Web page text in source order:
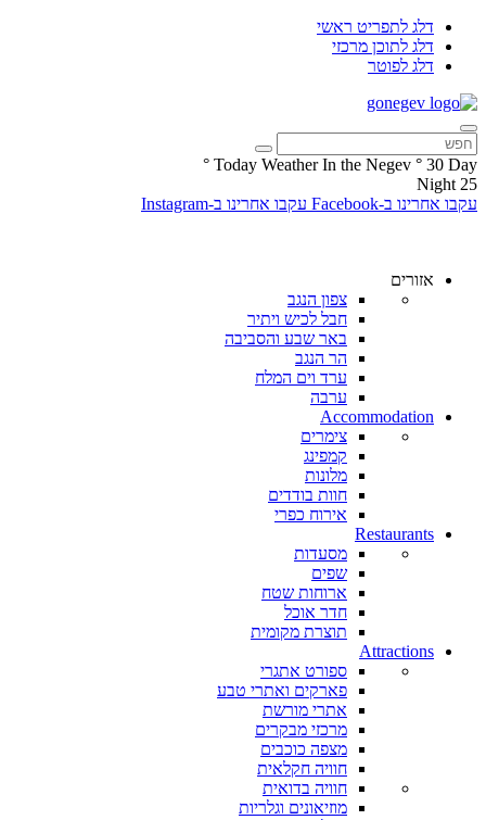
דלג לתפריט ראשי
דלג לתוכן מרכזי
דלג לפוטר
Today Weather In the Negev ° 30 Day
°
25
Night
עקבו אחרינו ב-Facebook
עקבו אחרינו ב-Instagram
אזורים
צפון הנגב
חבל לכיש ויתיר
באר שבע והסביבה
הר הנגב
ערד וים המלח
ערבה
Accommodation
צימרים
קמפינג
מלונות
חוות בודדים
אירוח כפרי
Restaurants
מסעדות
שפים
ארוחות שטח
חדר אוכל
תוצרת מקומית
Attractions
ספורט אתגרי
פארקים ואתרי טבע
אתרי מורשת
מרכזי מבקרים
מצפה כוכבים
חוויה חקלאית
חוויה בדואית
מוזיאונים וגלריות